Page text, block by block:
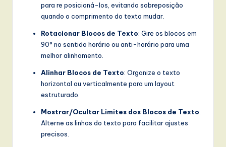
para re posicioná-los, evitando sobreposição
quando o comprimento do texto mudar.
Rotacionar Blocos de Texto: Gire os blocos em
90° no sentido horário ou anti-horário para uma
melhor alinhamento.
Alinhar Blocos de Texto: Organize o texto
horizontal ou verticalmente para um layout
estruturado.
Mostrar/Ocultar Limites dos Blocos de Texto:
Alterne as linhas do texto para facilitar ajustes
precisos.